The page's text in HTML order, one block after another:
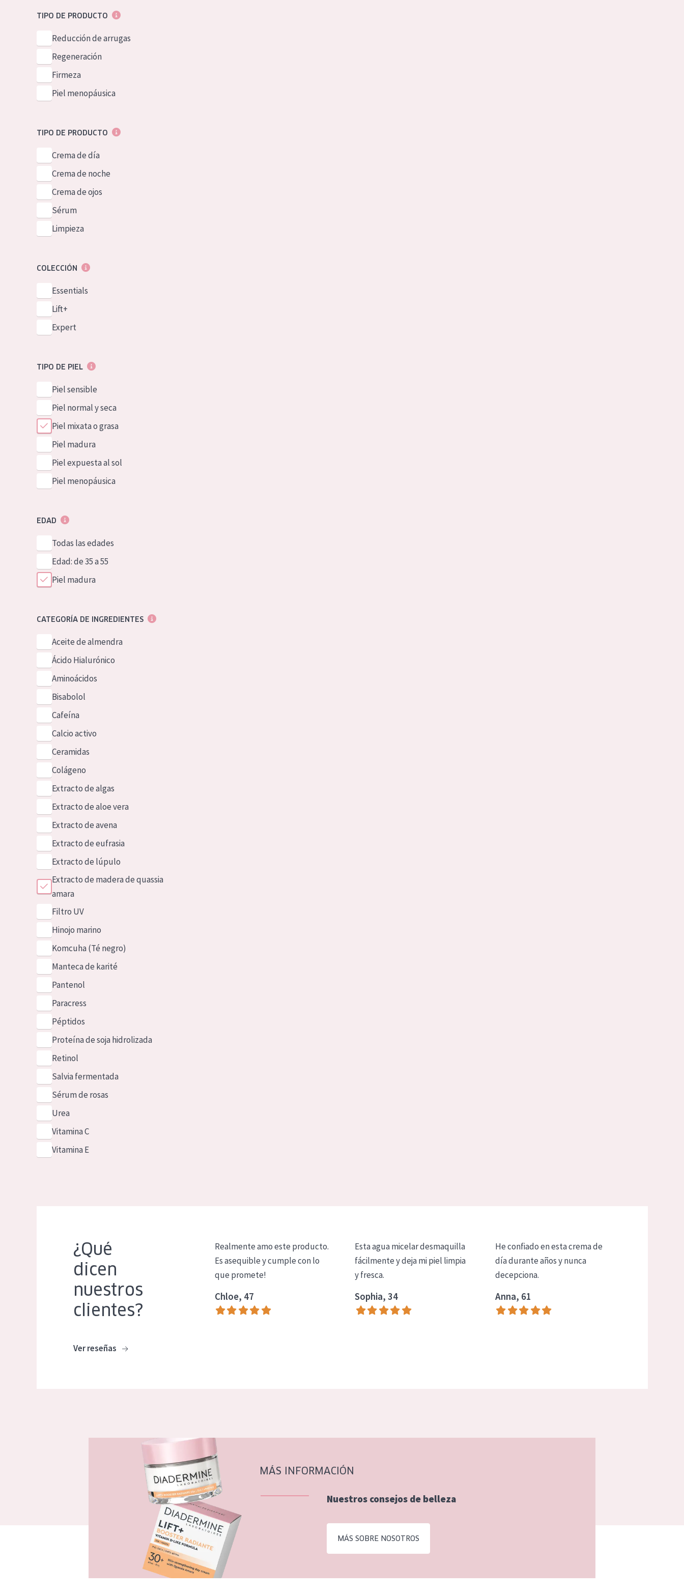
GermanTIPO DE PRODUCTO
Reducción de arrugas
Regeneración
Firmeza
Piel menopáusica
TIPO DE PRODUCTO
Crema de día
Crema de noche
Crema de ojos
Sérum
Limpieza
COLECCIÓN
Essentials
Lift+
Expert
TIPO DE PIEL
Piel sensible
Piel normal y seca
Piel mixata o grasa
Piel madura
Piel expuesta al sol
Piel menopáusica
EDAD
Todas las edades
Edad: de 35 a 55
Piel madura
CATEGORÍA DE INGREDIENTES
Aceite de almendra
Ácido Hialurónico
Aminoácidos
Bisabolol
Cafeína
Calcio activo
Ceramidas
Colágeno
Extracto de algas
Extracto de aloe vera
Extracto de avena
Extracto de eufrasia
Extracto de lúpulo
Extracto de madera de quassia
amara
Filtro UV
Hinojo marino
Komcuha (Té negro)
Manteca de karité
Pantenol
Paracress
Péptidos
Proteína de soja hidrolizada
Retinol
Salvia fermentada
Sérum de rosas
Urea
Vitamina C
Vitamina E
¿Qué
dicen
nuestros
clientes?
Ver reseñas
Realmente amo este producto.
Es asequible y cumple con lo
que promete!
Chloe, 47
Esta agua micelar desmaquilla
fácilmente y deja mi piel limpia
y fresca.
Sophia, 34
He confiado en esta crema de
día durante años y nunca
decepciona.
Anna, 61
MÁS INFORMACIÓN
Nuestros consejos de belleza
MÁS SOBRE NOSOTROS